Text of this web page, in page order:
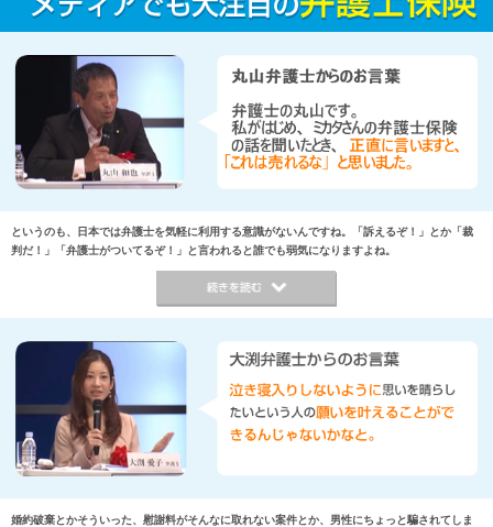
というのも、日本では弁護士を気軽に利用する意識がないんですね。「訴えるぞ！」とか「裁
判だ！」「弁護士がついてるぞ！」と言われると誰でも弱気になりますよね。
婚約破棄とかそういった、慰謝料がそんなに取れない案件とか、男性にちょっと騙されてしま